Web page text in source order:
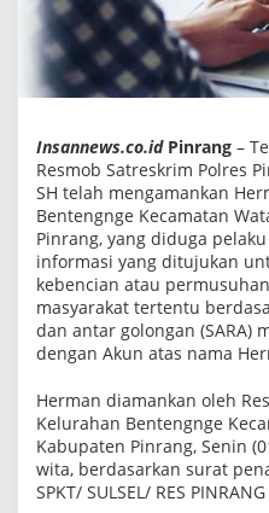
p
a
n
T
e
r
u
g
a
P
e
l
a
k
u
U
j
a
r
n
K
e
b
e
n
c
Insannews.co.idPinrang –
Resmob Satreskrim Polres
SH telah mengamankan
Bentengnge Kecamatan
Pinrang, yang diduga
informasi yang ditujukan
kebencian atau
masyarakat tertentu
dan antar golongan (SARA)
dengan Akun atas nama
Herman diamankan oleh
Kelurahan Bentengnge
Kabupaten Pinrang, Senin
wita, berdasarkan surat
SPKT/ SULSEL/ RES